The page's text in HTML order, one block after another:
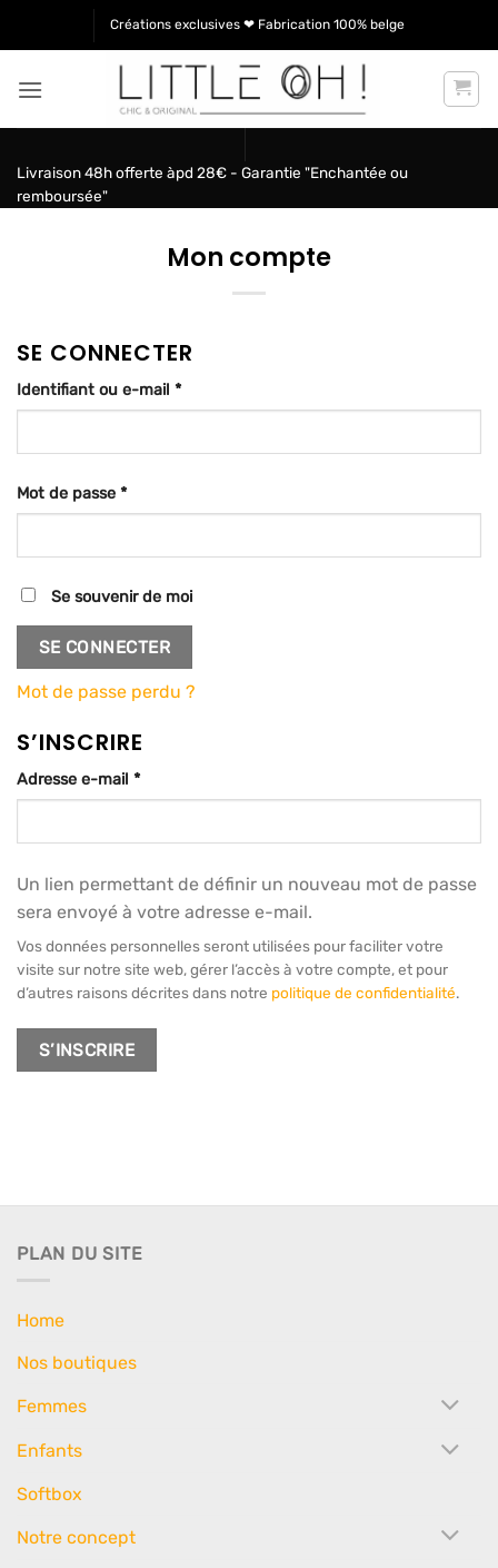
Créations exclusives ❤ Fabrication 100% belge
Livraison 48h offerte àpd 28€ - Garantie "Enchantée ou
remboursée"
Mon compte
SE CONNECTER
Identifiant ou e-mail *Obligatoire
Mot de passe *Obligatoire
Se souvenir de moi
SE CONNECTER
Mot de passe perdu ?
S’INSCRIRE
Adresse e-mail *Obligatoire
Un lien permettant de définir un nouveau mot de passe
sera envoyé à votre adresse e-mail.
Vos données personnelles seront utilisées pour faciliter votre
visite sur notre site web, gérer l’accès à votre compte, et pour
d’autres raisons décrites dans notre politique de confidentialité.
S’INSCRIRE
PLAN DU SITE
Home
Nos boutiques
Femmes
Enfants
Softbox
Notre concept